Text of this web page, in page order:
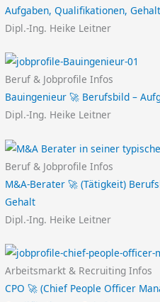
Aufgaben, Qualifikationen, Gehalt
Dipl.-Ing. Heike Leitner
Beruf & Jobprofile Infos
Bauingenieur 🚀 Berufsbild –
Dipl.-Ing. Heike Leitner
Beruf & Jobprofile Infos
M&A-Berater 🚀 (Tätigkeit)
Gehalt
Dipl.-Ing. Heike Leitner
Arbeitsmarkt & Recruiting Infos
CPO 🚀 (Chief People Officer